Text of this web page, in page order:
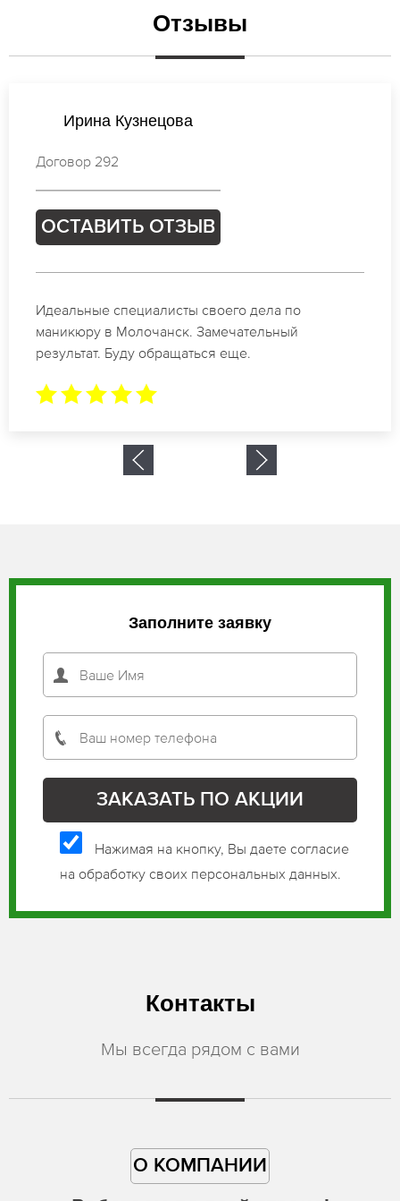
Отзывы
Наталья Васильева
Договор 561
ОСТАВИТЬ ОТЗЫВ
Спасибо огромное. Заказывала маникюр на день
рождение в Молочанск. За 1.5 часа все было
готово.
Заполните заявку
Нажимая на кнопку, Вы даете согласие
на обработку своих персональных данных.
Контакты
Мы всегда рядом с вами
О КОМПАНИИ